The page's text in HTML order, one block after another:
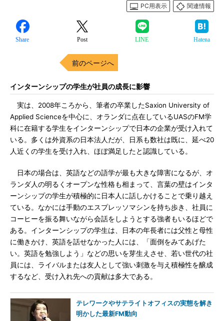
PC用表示
関連情報
Share Post LINE Hatena
前のページへ
インターンシップの学生が社員の成長に影響
実は、2008年ころから、筆者の卒業したSaxion University of
Applied Scienceを中心に、オランダに点在しているUASのFM学
科に在籍する学生をインターンシップで日本の企業が受け入れて
いる。多くは外資系の日本法人だが、日系も数社は既に、延べ20
人近くの学生を受け入れ、ほぼ満足したと認識している。
日本の場合は、英語などの語学が最も大きな障害になるが、オ
ランダ人の明るくオープンな性格も相まって、言葉の壁はインタ
ーンシップの学生が積極的に日本人に話しかけることで乗り越え
ている。なかには手動のエスプレッソマシンを持ち歩き、社員に
コーヒーを振る舞いながら会話をしようとする強者もいるほどで
ある。インターンシップの学生は、日本の年長者には父性と母性
に働きかけ、英語を話せなかった人には、「面倒をみてあげた
い。英語を勉強しよう」などの思いを芽生えさせ、若い世代の社
員には、ライバルまたは友人として強い刺激を与え積極性を醸成
するなど、受け入れ先への貢献は多大である。
テレワークやサテライトオフィスの実態を解き
明かした最新FM動向